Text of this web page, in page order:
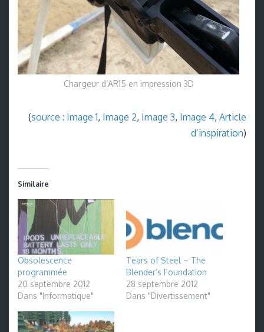
Chargeur d’AR15 en impression 3D
(source : Image 1, Image 2, Image 3, Image 4, Article
d’inspiration)
Similaire
Obsolescence
programmée
20 septembre 2012
Dans "Informatique"
Tears of Steel – The
Blender’s Foundation
28 septembre 2012
Dans "Divertissement"